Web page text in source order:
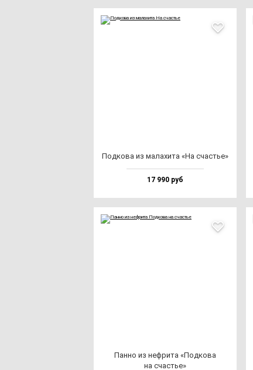
Под­ко­ва из ма­ла­хи­та «На счастье»
17 990 руб
Пан­но из неф­ри­та «Под­ко­ва
на счастье»